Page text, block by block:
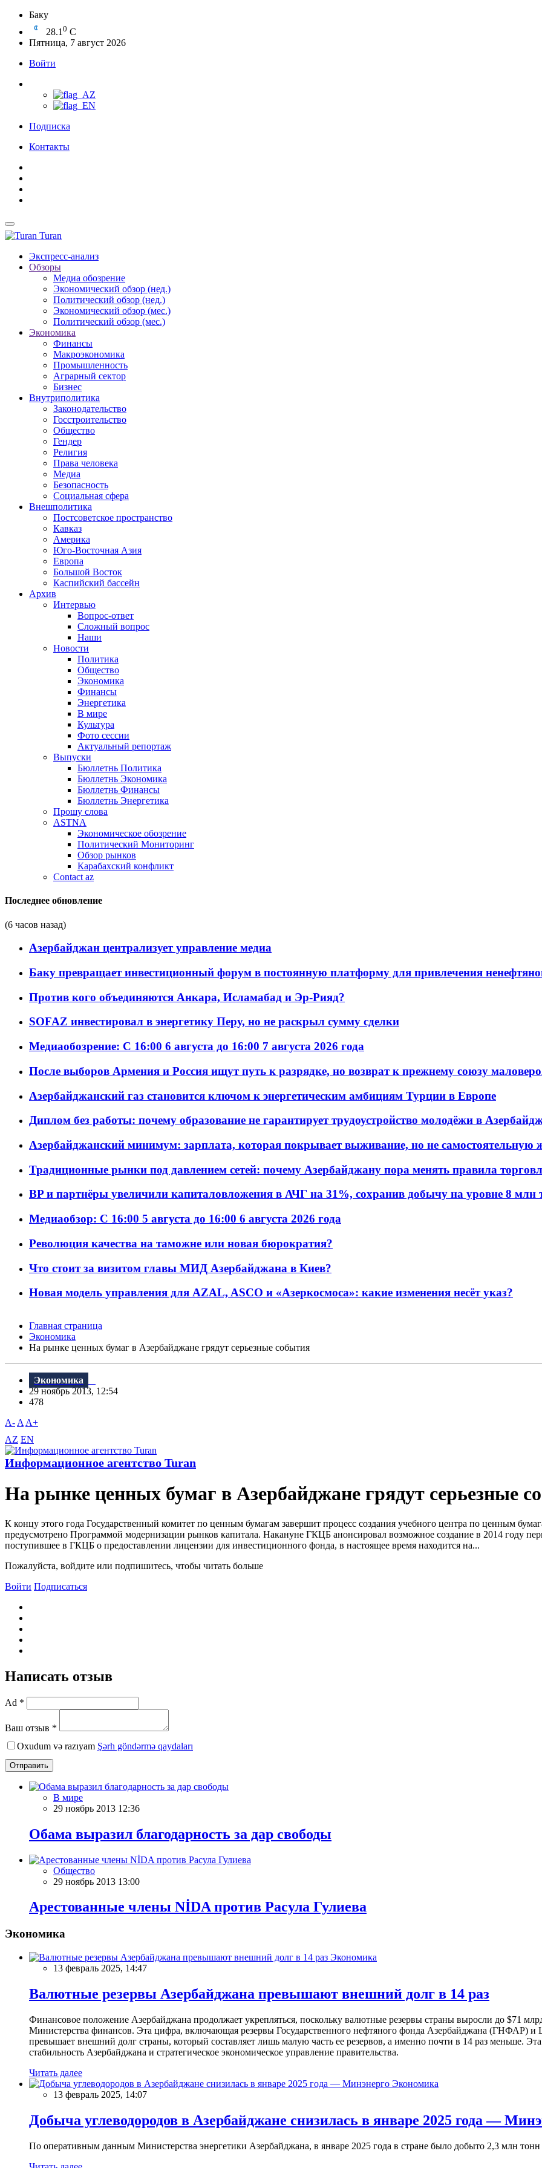
Баку
28.1 0 C
Пятница, 7 август 2026
Войти
Подписка
Контакты
Turan
Экспресс-анализ
Обзоры
Медиа обозрение
Экономический обзор (нед.)
Политический обзор (нед.)
Экономический обзор (мес.)
Политический обзор (мес.)
Экономика
Финансы
Макроэкономика
Промышленность
Аграрный сектор
Бизнес
Внутриполитика
Законодательство
Госстроительство
Общество
Гендер
Религия
Права человека
Медиа
Безопасность
Социальная сфера
Внешполитика
Постсоветское пространство
Кавказ
Америка
Юго-Восточная Азия
Европа
Большой Восток
Каспийский бассейн
Архив
Интервью
Вопрос-ответ
Сложный вопрос
Наши
Новости
Политика
Общество
Экономика
Финансы
Энергетика
В мире
Культура
Фото сессии
Актуальный репортаж
Выпуски
Бюллетнь Политика
Бюллетнь Экономика
Бюллетнь Финансы
Бюллетнь Энергетика
Прошу слова
ASTNA
Экономическое обозрение
Политический Мониторинг
Обзор рынков
Карабахский конфликт
Contact az
Последнее обновление
(6 часов назад)
Азербайджан централизует управление медиа
Баку превращает инвестиционный форум в постоянную платформу для привлечения
Против кого объединяются Анкара, Исламабад и Эр-Рияд?
SOFAZ инвестировал в энергетику Перу, но не раскрыл сумму сделки
Медиаобозрение: С 16:00 6 августа до 16:00 7 августа 2026 года
После выборов Армения и Россия ищут путь к разрядке, но возврат к прежнему союзу
Азербайджанский газ становится ключом к энергетическим амбициям Турции в Европе
Диплом без работы: почему образование не гарантирует трудоустройство молодёжи в
Азербайджанский минимум: зарплата, которая покрывает выживание, но не самостоятельную
Традиционные рынки под давлением сетей: почему Азербайджану пора менять правила
BP и партнёры увеличили капиталовложения в АЧГ на 31%, сохранив добычу на уровне 8 млн
Медиаобзор: С 16:00 5 августа до 16:00 6 августа 2026 года
Революция качества на таможне или новая бюрократия?
Что стоит за визитом главы МИД Азербайджана в Киев?
Новая модель управления для AZAL, ASCO и «Азеркосмоса»: какие изменения несёт указ?
Главная страница
Экономика
На рынке ценных бумаг в Азербайджане грядут серьезные события
Экономика
29 ноябрь 2013, 12:54
478
A- A A+
AZ EN
Информационное агентство Turan
На рынке ценных бумаг в Азербайджане грядут серьезные
К концу этого года Государственный комитет по ценным бумагам завершит процесс создания учебного центра по ценным
предусмотрено Программой модернизации рынков капитала. Накануне ГКЦБ анонсировал возможное создание в 2014 году
поступившее в ГКЦБ о предоставлении лицензии для инвестиционного фонда, в настоящее время находится на...
Пожалуйста, войдите или подпишитесь, чтобы читать больше
Войти Подписаться
Написать отзыв
Ad *
Ваш отзыв *
Oxudum və razıyam Şərh göndərmə qaydaları
Отправить
В мире
29 ноябрь 2013 12:36
Обама выразил благодарность за дар свободы
Общество
29 ноябрь 2013 13:00
Арестованные члены NİDA против Расула Гулиева
Экономика
Экономика
13 февраль 2025, 14:47
Валютные резервы Азербайджана превышают внешний долг в 14 раз
Финансовое положение Азербайджана продолжает укрепляться, поскольку валютные резервы страны выросли до $71
Министерства финансов. Эта цифра, включающая резервы Государственного нефтяного фонда Азербайджана (ГНФАР) и
превышает внешний долг страны, который составляет лишь малую часть ее резервов, а именно почти в 14 раз меньше.
стабильность Азербайджана и стратегическое экономическое управление правительства.
Читать далее
Экономика
13 февраль 2025, 14:07
Добыча углеводородов в Азербайджане снизилась в январе 2025 года —
По оперативным данным Министерства энергетики Азербайджана, в январе 2025 года в стране было добыто 2,3 млн тонн